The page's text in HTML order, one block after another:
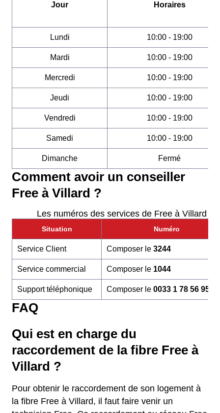
Jour Horaires
Lundi 10:00 - 19:00
Mardi 10:00 - 19:00
Mercredi 10:00 - 19:00
Jeudi 10:00 - 19:00
Vendredi 10:00 - 19:00
Samedi 10:00 - 19:00
Dimanche Fermé
Comment avoir un conseiller
Free à Villard ?
Les numéros des services de Free à Villard
Situation Numéro
Service Client Composer le 3244
Service commercial Composer le 1044
Support téléphonique Composer le 0033 1 78 56 95 60
FAQ
Qui est en charge du
raccordement de la fibre Free à
Villard ?
Pour obtenir le raccordement de son logement à
la fibre Free à Villard, il faut faire venir un